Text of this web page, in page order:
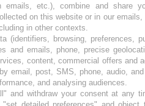
les semaines les meilleures
emails, etc.), combine and share
on this website or in our
in other contexts.
(identifiers, browsing, preferences,
and emails, phone, precise
content, commercial offers and
email, post, SMS, phone, audio,
and analysing audiences.
and withdraw your consent at any